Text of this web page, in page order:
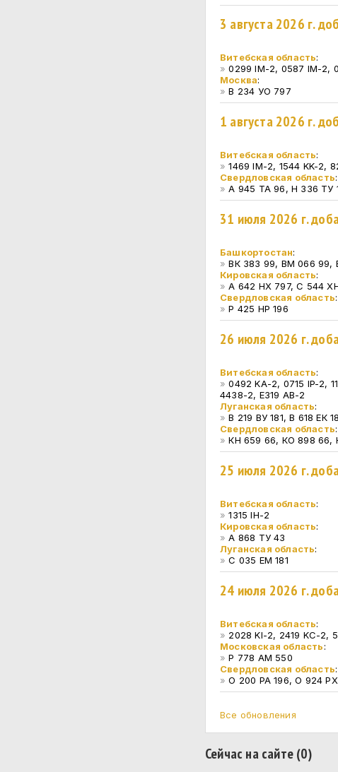
3 августа 2026 г.
Витебская область:
»0299 IM-2, 0587 IM-2,
Москва:
»В 234 УО 797
1 августа 2026 г.
Витебская область:
»1469 IM-2, 1544 KK-2,
Свердловская область:
»А 945 ТА 96, Н 336 ТУ
31 июля 2026 г.
Башкортостан:
»ВК 383 99, ВМ 066 99,
Кировская область:
»А 642 НХ 797, С 544
Свердловская область:
»Р 425 НР 196
26 июля 2026 г.
Витебская область:
»0492 KA-2, 0715 IP-2,
4438-2, E319 AB-2
Луганская область:
»В 219 ВУ 181, В 618 ЕК
Свердловская область:
»КН 659 66, КО 898 66,
25 июля 2026 г.
Витебская область:
»1315 IH-2
Кировская область:
»А 868 ТУ 43
Луганская область:
»С 035 ЕМ 181
24 июля 2026 г.
Витебская область:
» 2028 KI-2, 2419 KC-2,
Московская область:
»Р 778 АМ 550
Свердловская область:
»О 200 РА 196, О 924 РХ
Все обновления
Сейчас на сайте (0)